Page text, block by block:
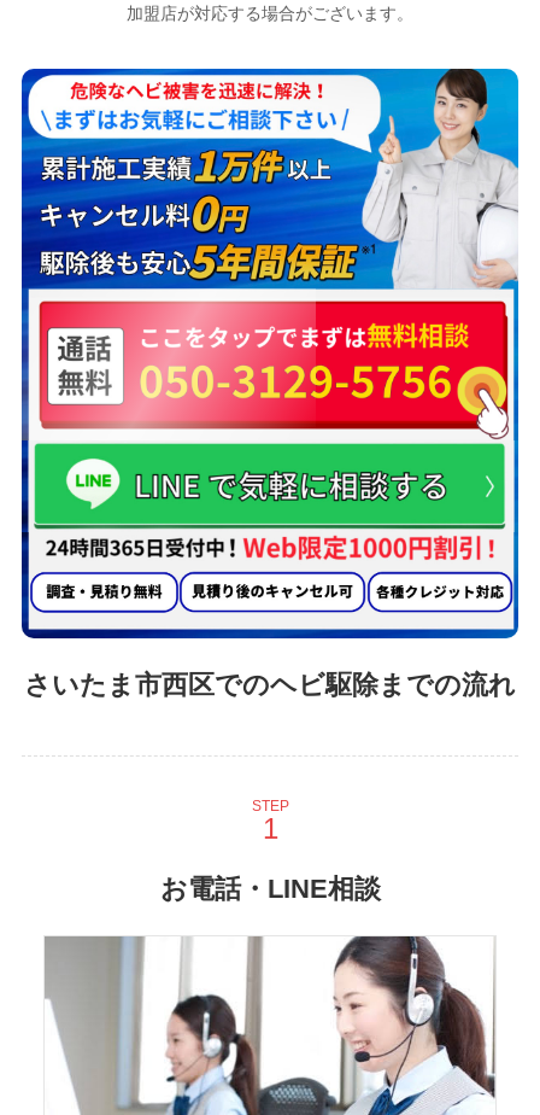
加盟店が対応する場合がございます。
さいたま市西区でのヘビ駆除までの流れ
STEP
お電話・LINE相談